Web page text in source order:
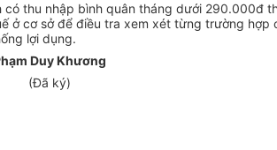
thu nhập bình quân tháng dưới 290.000đ
ở cơ sở để điều tra xem xét từng trường
lợi dụng.
Duy Khương
(Đã ký)